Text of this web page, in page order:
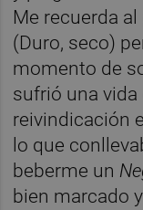
Me recuerda
(Duro, seco)
momento de
sufrió una
reivindicación
lo que
beberme un
bien marcado